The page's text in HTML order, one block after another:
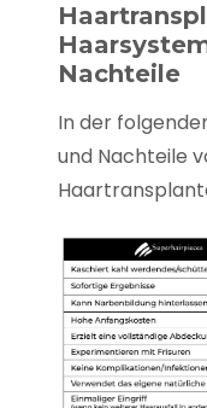
Nachteile
In der
und Nachteile